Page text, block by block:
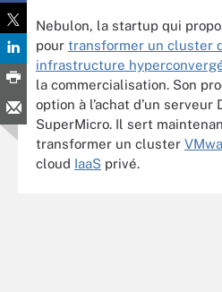
Nebulon, la startup qui
pour transformer un cluster
infrastructure
la commercialisation. Son
option à l’achat d’un serveur
SuperMicro. Il sert
transformer un cluster
cloud IaaS privé.